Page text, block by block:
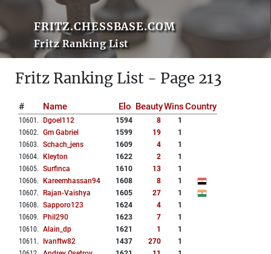
FRITZ.CHESSBASE.COM
Fritz Ranking List
Fritz Ranking List - Page 213
# Name Elo BeautyWinsCountry
10601 . Dgoel112 1594 8
1
10602. Gm Gabriel 1599 19
1
10603. Schach_jens 1609 4
1
10604. Kleyton 1622 2
1
10605. Surfinca 1610 13
1
10606. Kareemhassan94 1608 8
1
10607. Rajan-Vaishya 1605 27
1
10608. Sapporo123 1624 4
1
10609. Phil290 1623 7
1
10610. Alain_dp 1621 1
1
10611 . Ivanftw82 1437 270
1